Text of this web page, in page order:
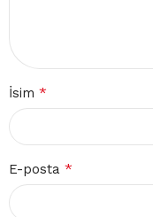
İsim *
E-posta *